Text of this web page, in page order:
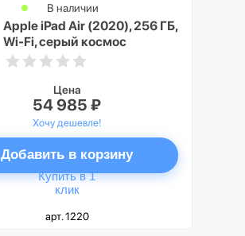
Apple iPad Air (2020), 256 ГБ,
Wi-Fi, серый космос
В наличии
Цена
54 985 ₽
Хочу дешевле!
Добавить в корзину
Купить в 1
клик
арт. 1220